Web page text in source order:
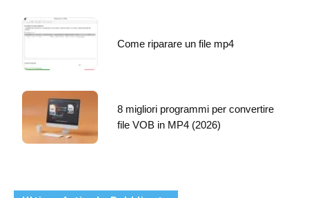
Come riparare un file mp4
8 migliori programmi per convertire
file VOB in MP4 (2026)